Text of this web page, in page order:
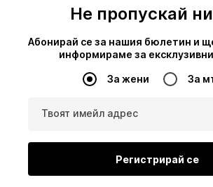
Не пропускай
Абонирай се за нашия бюлетин и
информираме за
За жени За
Твоят имейл адрес
Регистрирай се